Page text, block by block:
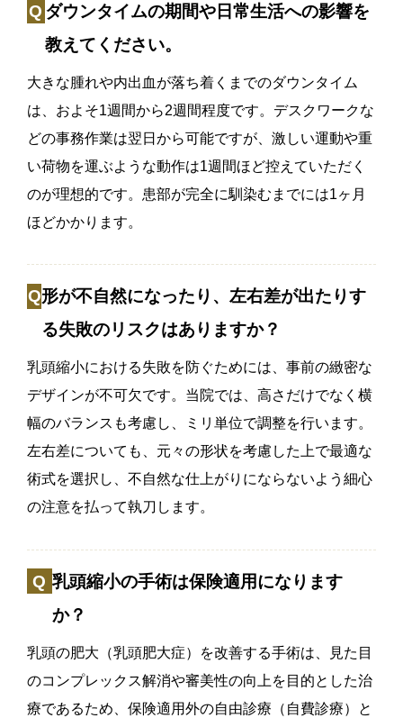
ダウンタイムの期間や日常生活への影響を
教えてください。
大きな腫れや内出血が落ち着くまでのダウンタイム
は、およそ1週間から2週間程度です。デスクワークな
どの事務作業は翌日から可能ですが、激しい運動や重
い荷物を運ぶような動作は1週間ほど控えていただく
のが理想的です。患部が完全に馴染むまでには1ヶ月
ほどかかります。
形が不自然になったり、左右差が出たりす
る失敗のリスクはありますか？
乳頭縮小における失敗を防ぐためには、事前の緻密な
デザインが不可欠です。当院では、高さだけでなく横
幅のバランスも考慮し、ミリ単位で調整を行います。
左右差についても、元々の形状を考慮した上で最適な
術式を選択し、不自然な仕上がりにならないよう細心
の注意を払って執刀します。
乳頭縮小の手術は保険適用になります
か？
乳頭の肥大（乳頭肥大症）を改善する手術は、見た目
のコンプレックス解消や審美性の向上を目的とした治
療であるため、保険適用外の自由診療（自費診療）と